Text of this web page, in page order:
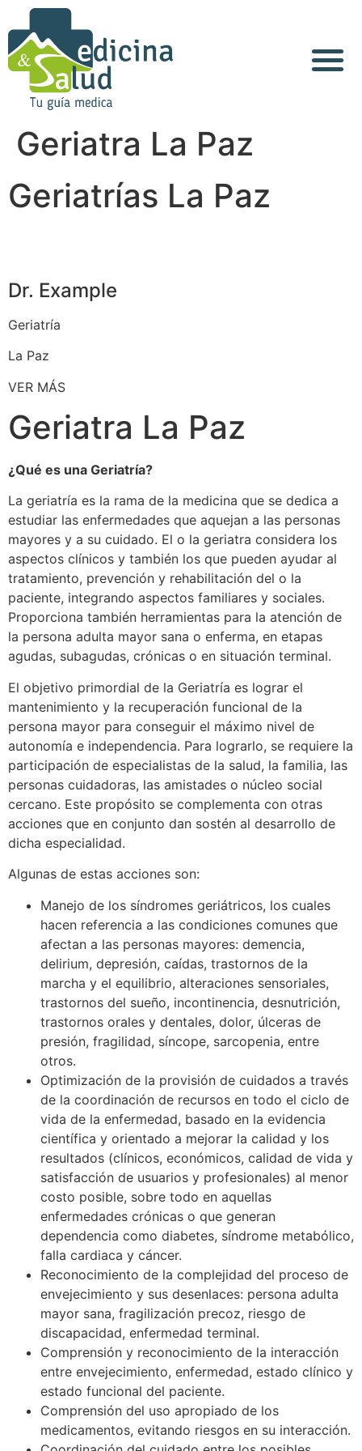
Geriatra La Paz
Geriatrías La Paz
Dr. Example
Geriatría
La Paz
VER MÁS
Geriatra La Paz
¿Qué es una Geriatría?
La geriatría es la rama de la medicina que se dedica a
estudiar las enfermedades que aquejan a las personas
mayores y a su cuidado. El o la geriatra considera los
aspectos clínicos y también los que pueden ayudar al
tratamiento, prevención y rehabilitación del o la
paciente, integrando aspectos familiares y sociales.
Proporciona también herramientas para la atención de
la persona adulta mayor sana o enferma, en etapas
agudas, subagudas, crónicas o en situación terminal.
El objetivo primordial de la Geriatría es lograr el
mantenimiento y la recuperación funcional de la
persona mayor para conseguir el máximo nivel de
autonomía e independencia. Para lograrlo, se requiere la
participación de especialistas de la salud, la familia, las
personas cuidadoras, las amistades o núcleo social
cercano. Este propósito se complementa con otras
acciones que en conjunto dan sostén al desarrollo de
dicha especialidad.
Algunas de estas acciones son:
Manejo de los síndromes geriátricos, los cuales
hacen referencia a las condiciones comunes que
afectan a las personas mayores: demencia,
delirium, depresión, caídas, trastornos de la
marcha y el equilibrio, alteraciones sensoriales,
trastornos del sueño, incontinencia, desnutrición,
trastornos orales y dentales, dolor, úlceras de
presión, fragilidad, síncope, sarcopenia, entre
otros.
Optimización de la provisión de cuidados a través
de la coordinación de recursos en todo el ciclo de
vida de la enfermedad, basado en la evidencia
científica y orientado a mejorar la calidad y los
resultados (clínicos, económicos, calidad de vida y
satisfacción de usuarios y profesionales) al menor
costo posible, sobre todo en aquellas
enfermedades crónicas o que generan
dependencia como diabetes, síndrome metabólico,
falla cardiaca y cáncer.
Reconocimiento de la complejidad del proceso de
envejecimiento y sus desenlaces: persona adulta
mayor sana, fragilización precoz, riesgo de
discapacidad, enfermedad terminal.
Comprensión y reconocimiento de la interacción
entre envejecimiento, enfermedad, estado clínico y
estado funcional del paciente.
Comprensión del uso apropiado de los
medicamentos, evitando riesgos en su interacción.